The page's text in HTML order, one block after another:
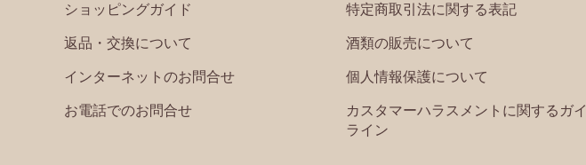
ショッピングガイド
返品・交換について
インターネットのお問合せ
お電話でのお問合せ
特定商取引法に関する表記
酒類の販売について
個人情報保護について
カスタマーハラスメントに関するガ
ライン